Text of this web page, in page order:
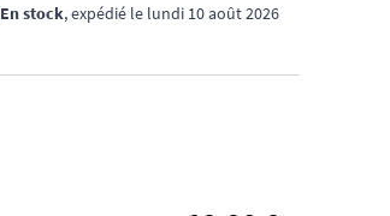
En stock, expédié le lundi 10 août 2026